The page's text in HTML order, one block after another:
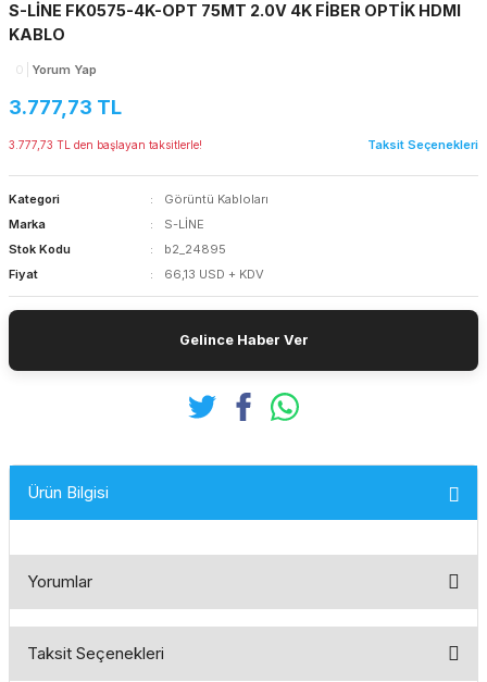
S-LİNE FK0575-4K-OPT 75MT 2.0V 4K FİBER OPTİK HDMI
KABLO
0 Yorum Yap
3.777,73 TL
3.777,73 TL den başlayan taksitlerle! Taksit Seçenekleri
Kategori
Görüntü Kabloları
Marka
S-LİNE
Stok Kodu
b2_24895
Fiyat
66,13 USD + KDV
Gelince Haber Ver
Ürün Bilgisi
Yorumlar
Taksit Seçenekleri